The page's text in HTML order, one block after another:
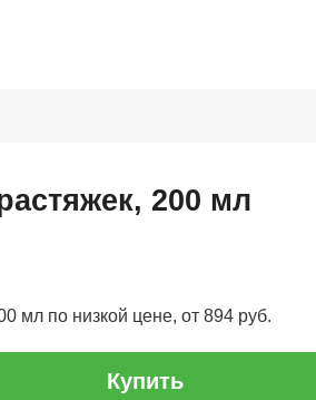
200 мл
мл по низкой цене, от 894 руб.
Купить